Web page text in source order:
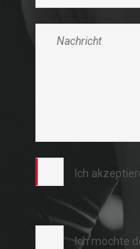
Ich
Ich möchte